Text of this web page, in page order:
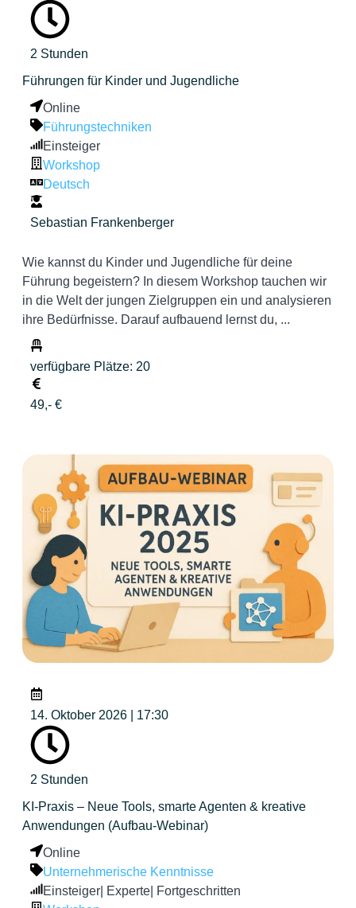
2 Stunden
Führungen für Kinder und Jugendliche
Online
Führungstechniken
Einsteiger
Workshop
Deutsch
Sebastian Frankenberger
Wie kannst du Kinder und Jugendliche für deine
Führung begeistern? In diesem Workshop tauchen wir
in die Welt der jungen Zielgruppen ein und analysieren
ihre Bedürfnisse. Darauf aufbauend lernst du, ...
verfügbare Plätze: 20
49,- €
14. Oktober 2026 | 17:30
2 Stunden
KI-Praxis – Neue Tools, smarte Agenten & kreative
Anwendungen (Aufbau-Webinar)
Online
Unternehmerische Kenntnisse
Einsteiger Experte Fortgeschritten